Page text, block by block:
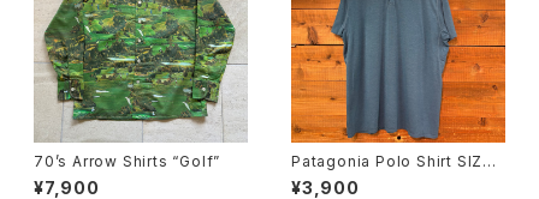
70’s Arrow Shirts “Golf”
¥7,900
Patagonia Polo Shirt SIZE:
XL
¥3,900